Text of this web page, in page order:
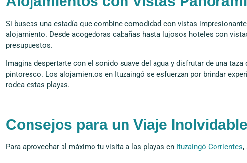
Si buscas una estadía que combine comodidad con vistas
alojamiento. Desde acogedoras cabañas hasta lujosos hoteles con
presupuestos.
Imagina despertarte con el sonido suave del agua y disfrutar de una
pintoresco. Los alojamientos en Ituzaingó se esfuerzan por brindar
rodea estas playas.
Consejos para un Viaje Inolvidable
Para aprovechar al máximo tu visita a las playas en Ituzaingó Corrientes,